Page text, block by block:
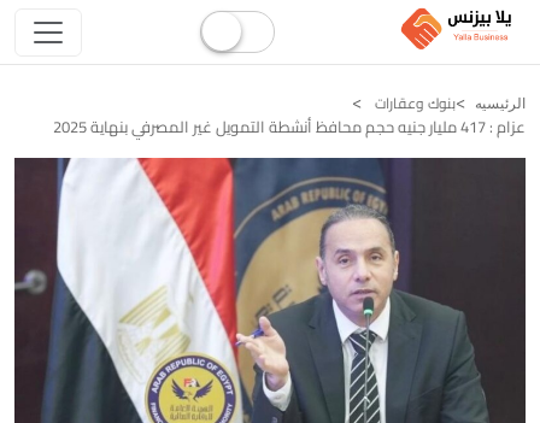
الرئيسيه بنوك وعقارات
عزام : 417 مليار جنيه حجم محافظ أنشطة التمويل غير المصرفي بنهاية 2025